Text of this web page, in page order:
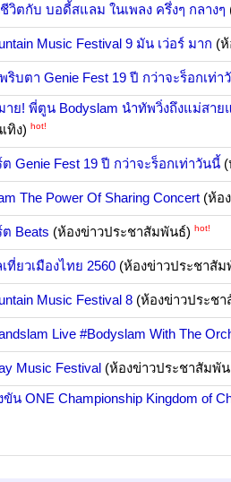
วิตกับ บอดี้สแลม ในเพลง ครึ่งๆ กลางๆ
Music Festival 9 มัน เว่อร์ มาก (
ริบตา Genie Fest 19 ปี กว่าจะร็อกเท่า
าย! พี่ตูน Bodyslam นำทัพวิ่งถึงแม่สา
ทิง) hot!
Genie Fest 19 ปี กว่าจะร็อกเท่าวันนี้
The Power Of Sharing Concert (ห้อ
Beats (ห้องข่าวประชาสัมพันธ์) hot!
ที่ยวเมืองไทย 2560 (ห้องข่าวประชาสัม
Music Festival 8 (ห้องข่าวประช
Live #Bodyslam With The
Music Festival (ห้องข่าวประชาสัมพั
น ONE Championship Kingdom of